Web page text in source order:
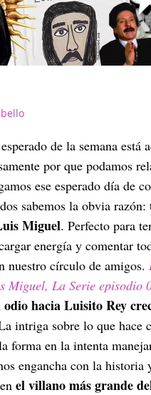
de la semana está
por que podamos
ese esperado día de
sabemos la obvia razón:
Miguel. Perfecto para
energía y comentar
nuestro círculo de amigos.
Miguel, La Serie episodio
odio hacia Luisito Rey
intriga sobre lo que hace
forma en la intenta
engancha con la historia
el villano más grande